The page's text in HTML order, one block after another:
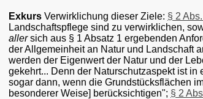
Exkurs Verwirklichung dieser Ziele: § 2
Landschaftspflege sind zu verwirklichen,
allersich aus § 1 Absatz 1 ergebenden
der Allgemeinheit an Natur und Landschaft
werden der Eigenwert der Natur und der
gekehrt... Denn der Naturschutzaspekt ist
sogar dann, wenn die Grundstücksflächen
besonderer Weise] berücksichtigen"; § 2